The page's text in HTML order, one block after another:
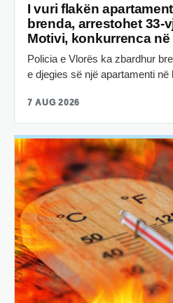
I vuri flakën
brenda, arrestohet 33-
Motivi, konkurrenca
Policia e Vlorës ka zbardhur
e djegies së një apartamenti në
7 AUG 2026